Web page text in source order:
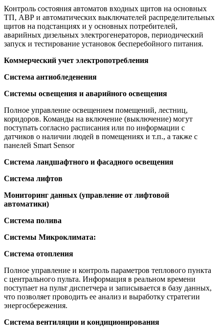
Контроль состояния автоматов входных щитов на основных
ТП, АВР и автоматических выключателей распределительных
щитов на подстанциях и у основных потребителей,
аварийных дизельных электрогенераторов, периодический
запуск и тестирование установок бесперебойного питания.
Коммерческий учет электропотребления
Система антиобледенения
Системы освещения и аварийного освещения
Полное управление освещением помещений, лестниц,
коридоров. Команды на включение (выключение) могут
поступать согласно расписания или по информации с
датчиков о наличии людей в помещениях и т.п., а также с
панелей Smart Sensor
Система ландшафтного и фасадного освещения
Система лифтов
Мониторинг данных (управление от лифтовой
автоматики)
Система полива
Системы Микроклимата:
Система отопления
Полное управление и контроль параметров теплового пункта
с центрального пульта. Информация в реальном времени
поступает на пульт диспетчера и записывается в базу данных,
что позволяет проводить ее анализ и выработку стратегии
энергосбережения.
Система вентиляции и кондиционирования